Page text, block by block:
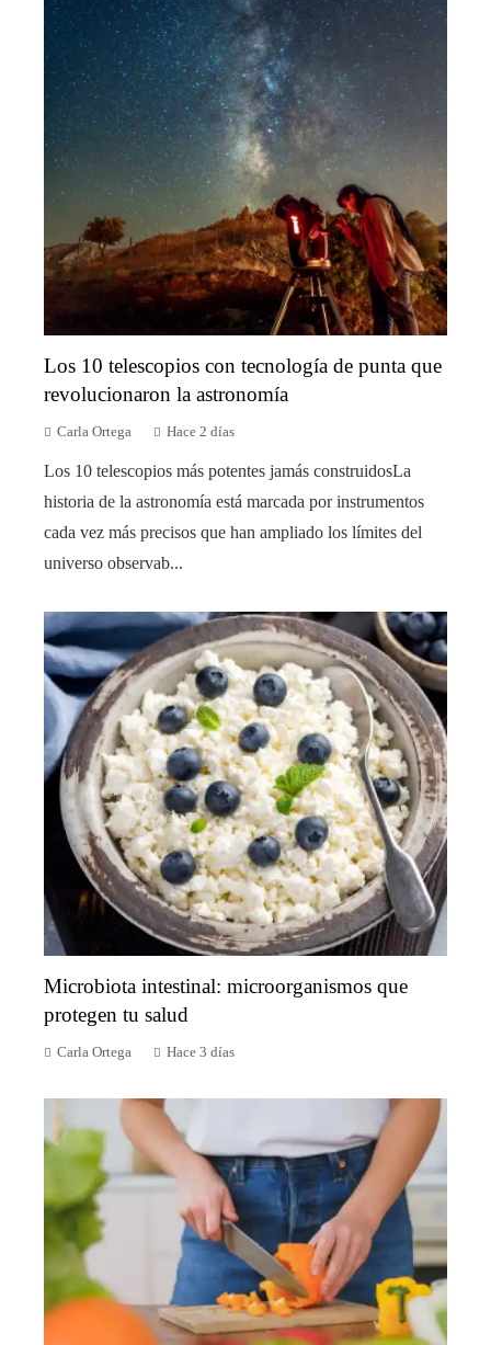
Los 10 telescopios con tecnología de punta que
revolucionaron la astronomía
Carla Ortega Hace 2 días
Los 10 telescopios más potentes jamás construidosLa
historia de la astronomía está marcada por instrumentos
cada vez más precisos que han ampliado los límites del
universo observab...
Microbiota intestinal: microorganismos que
protegen tu salud
Carla Ortega Hace 3 días